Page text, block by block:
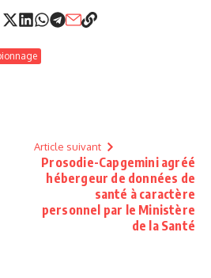
Article suivant
Prosodie-Capgemini agréé
hébergeur de données de
santé à caractère
personnel par le Ministère
de la Santé